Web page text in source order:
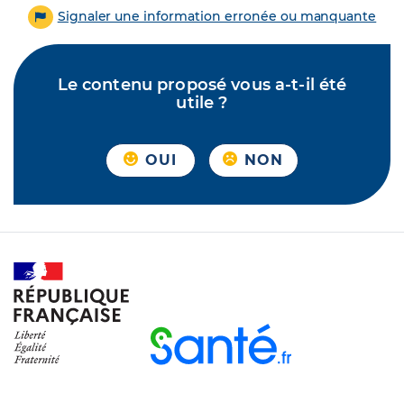
Signaler une information erronée ou manquante
Le contenu proposé vous a-t-il été
utile ?
OUI NON